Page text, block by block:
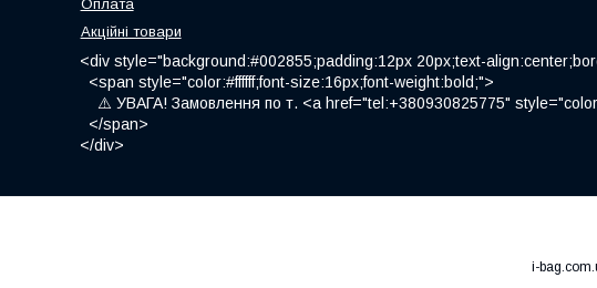
Оплата
Акційні товари
<div style="background:#002855;padding:12px 20px;text-
<span style="color:#ffffff;font-size:16px;font-weight:bold;">
⚠️ УВАГА! Замовлення по т. <a href="tel:+380930825775"
</span>
</div>